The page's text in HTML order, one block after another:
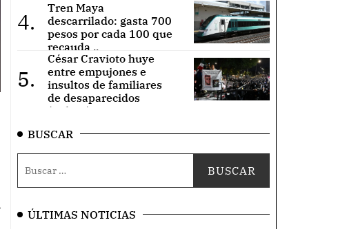
4.
Tren Maya
descarrilado: gasta 700
pesos por cada 100 que
recauda ..
5.
César Cravioto huye
entre empujones e
insultos de familiares
de desaparecidos
(Videos) ..
BUSCAR
ÚLTIMAS NOTICIAS